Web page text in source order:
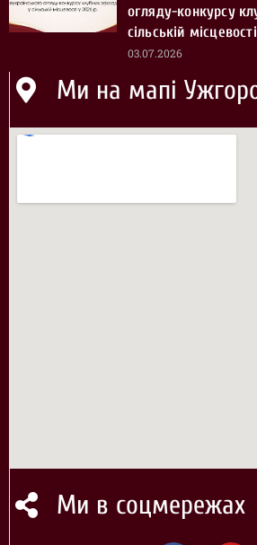
огляду-конкурсу
сільській
03.07.2026
Ми на мапі
Ми в соцмережах